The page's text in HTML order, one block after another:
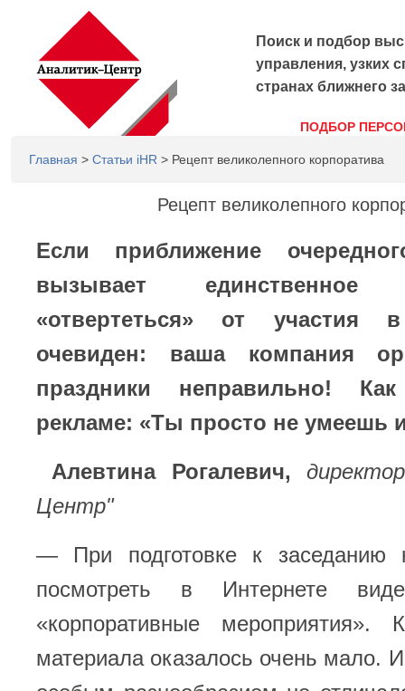
Поиск и подбор
управления, узких
странах ближнего
ПОДБОР
Главная > Статьи iHR > Рецепт великолепного корпоратива
Рецепт великолепного
Если приближение
вызывает
«отвертеться» от
очевиден: ваша компания
праздники неправильно!
рекламе: «Ты просто не умеешь
Алевтина Рогалевич,
Центр"
— При подготовке к заседанию
посмотреть в Интернете
«корпоративные мероприятия».
материала оказалось очень мало.